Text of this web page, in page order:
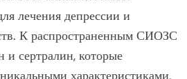
лечения депрессии и
К распространенным СИОЗС
и сертралин, которые
характеристиками,